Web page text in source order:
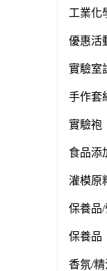
工業化
優惠活
實驗室
手作套
實驗袍
食品添
灌模原
保養品
保養品
香氛/精